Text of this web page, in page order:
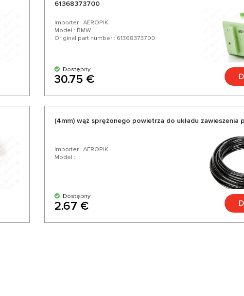
61368373700
Importer : AEROPIK
Model : BMW
Original part number : 61368373700
Dostępny
30.75 €
(4mm) wąż sprężonego powietrza do układu zawieszenia
Importer : AEROPIK
Model :
Dostępny
2.67 €